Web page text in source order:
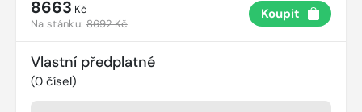
8663 Kč
Na stánku:8692 Kč
Koupit
Vlastní předplatné
(0 čísel)